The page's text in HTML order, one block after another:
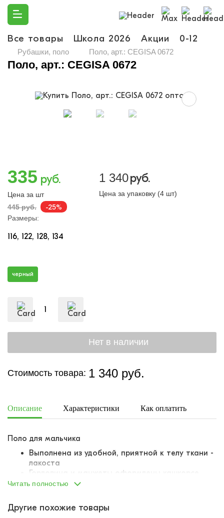
Все товары Школа 2026 Акции 0-12
Рубашки, поло Поло, арт.: CEGISA 0672
Поло, арт.: CEGISA 0672
445 руб. -25%
335 руб.
Цена за шт
1 340руб.
Цена за упаковку (4 шт)
Размеры:
116 122 128 134
черный
Стоимость товара: 1 340 руб.
Описание Характеристики Как оплатить
Поло для мальчика
Выполнена из удобной, приятной к телу ткани -
лакоста
Горловина и манжеты оформлены кашкорсе.
Хорошо держит форму, не давит
Декорировано на груди и спине качественным
Читать полностью
Другие похожие товары